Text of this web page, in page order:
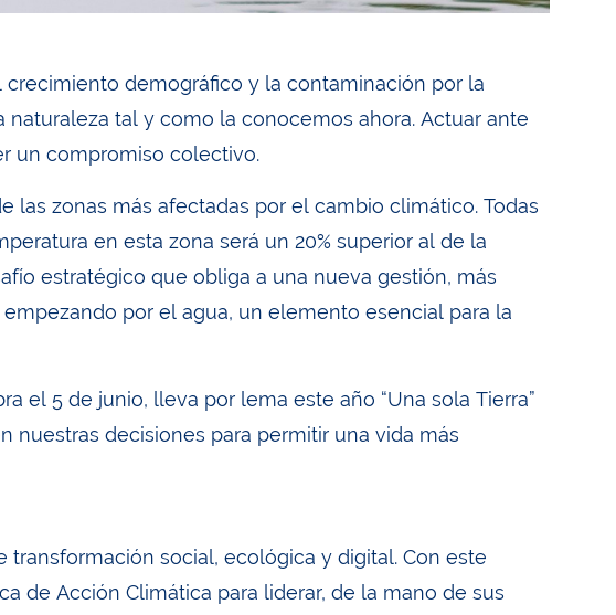
demográfico y la contaminación por la
tal y como la conocemos ahora. Actuar ante
un compromiso colectivo.
las zonas más afectadas por el cambio climático. Todas
en esta zona será un 20% superior al de la
estratégico que obliga a una nueva gestión, más
por el agua, un elemento esencial para la
el 5 de junio, lleva por lema este año “Una sola Tierra”
nuestras decisiones para permitir una vida más
social, ecológica y digital. Con este
de Acción Climática para liderar, de la mano de sus